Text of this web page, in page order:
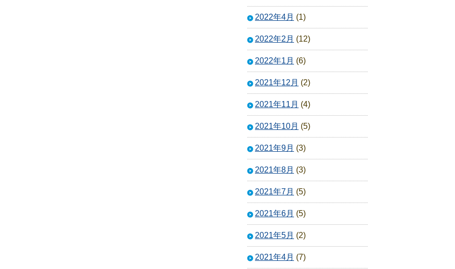
2022年4月 (1)
2022年2月 (12)
2022年1月 (6)
2021年12月 (2)
2021年11月 (4)
2021年10月 (5)
2021年9月 (3)
2021年8月 (3)
2021年7月 (5)
2021年6月 (5)
2021年5月 (2)
2021年4月 (7)